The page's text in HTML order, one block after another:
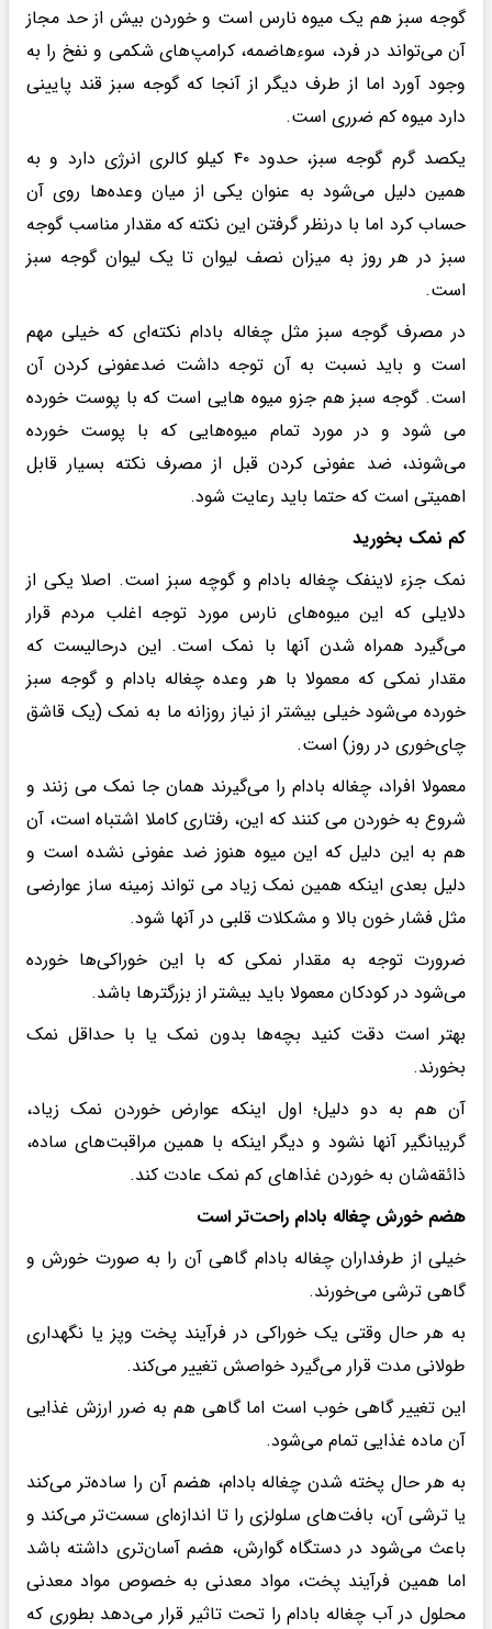
گوجه سبز هم یک میوه نارس است و خوردن بیش از حد مجاز
آن می‌تواند در فرد، سوءهاضمه، کرامپ‌های شکمی و نفخ را به
وجود آورد اما از طرف دیگر از آنجا که گوجه سبز قند پایینی
دارد میوه کم ضرری است.
یکصد گرم گوجه سبز، حدود ۴۰ کیلو کالری انرژی دارد و به
همین دلیل می‌شود به عنوان یکی از میان وعده‌ها روی آن
حساب کرد اما با درنظر گرفتن این نکته که مقدار مناسب گوجه
سبز در هر روز به میزان نصف لیوان تا یک لیوان گوجه سبز
است.
در مصرف گوجه سبز مثل چغاله بادام نکته‌ای که خیلی مهم
است و باید نسبت به آن توجه داشت ضدعفونی کردن آن
است. گوجه سبز هم جزو میوه هایی است که با پوست خورده
می شود و در مورد تمام میوه‌هایی که با پوست خورده
می‌شوند، ضد عفونی کردن قبل از مصرف نکته بسیار قابل
اهمیتی است که حتما باید رعایت شود.
کم نمک بخورید
نمک جزء لاینفک چغاله بادام و گوچه سبز است. اصلا یکی از
دلایلی که این میوه‌های نارس مورد توجه اغلب مردم قرار
می‌گیرد همراه شدن آنها با نمک است. این درحالیست که
مقدار نمکی که معمولا با هر وعده چغاله بادام و گوجه سبز
خورده می‌شود خیلی بیشتر از نیاز روزانه ما به نمک (یک قاشق
چای‌خوری در روز) است.
معمولا افراد، چغاله بادام را می‌گیرند همان جا نمک می زنند و
شروع به خوردن می کنند که این، رفتاری کاملا اشتباه است، آن
هم به این دلیل که این میوه هنوز ضد عفونی نشده است و
دلیل بعدی اینکه همین نمک زیاد می تواند زمینه ساز عوارضی
مثل فشار خون بالا و مشکلات قلبی در آنها شود.
ضرورت توجه به مقدار نمکی که با این خوراکی‌ها خورده
می‌شود در کودکان معمولا باید بیشتر از بزرگترها باشد.
بهتر است دقت کنید بچه‌ها بدون نمک یا با حداقل نمک
بخورند.
آن هم به دو دلیل؛ اول اینکه عوارض خوردن نمک زیاد،
گریبانگیر آنها نشود و دیگر اینکه با همین مراقبت‌های ساده،
ذائقه‌شان به خوردن غذاهای کم نمک عادت کند.
هضم خورش چغاله بادام راحت‌تر است
خیلی از طرفداران چغاله بادام گاهی آن را به صورت خورش و
گاهی ترشی می‌خورند.
به هر حال وقتی یک خوراکی در فرآیند پخت وپز یا نگهداری
طولانی مدت قرار می‌گیرد خواصش تغییر می‌کند.
این تغییر گاهی خوب است اما گاهی هم به ضرر ارزش غذایی
آن ماده غذایی تمام می‌شود.
به هر حال پخته شدن چغاله بادام، هضم آن را ساده‌تر می‌کند
یا ترشی آن، بافت‌های سلولزی را تا اندازه‌ای سست‌تر می‌کند و
باعث می‌شود در دستگاه گوارش، هضم آسان‌تری داشته باشد
اما همین فرآیند پخت، مواد معدنی به خصوص مواد معدنی
محلول در آب چغاله بادام را تحت تاثیر قرار می‌دهد بطوری که